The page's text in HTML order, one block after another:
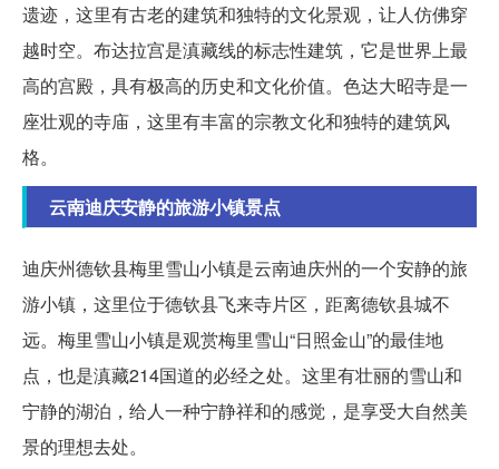
遗迹，这里有古老的建筑和独特的文化景观，让人仿佛穿
越时空。布达拉宫是滇藏线的标志性建筑，它是世界上最
高的宫殿，具有极高的历史和文化价值。色达大昭寺是一
座壮观的寺庙，这里有丰富的宗教文化和独特的建筑风
格。
云南迪庆安静的旅游小镇景点
迪庆州德钦县梅里雪山小镇是云南迪庆州的一个安静的旅
游小镇，这里位于德钦县飞来寺片区，距离德钦县城不
远。梅里雪山小镇是观赏梅里雪山“日照金山”的最佳地
点，也是滇藏214国道的必经之处。这里有壮丽的雪山和
宁静的湖泊，给人一种宁静祥和的感觉，是享受大自然美
景的理想去处。